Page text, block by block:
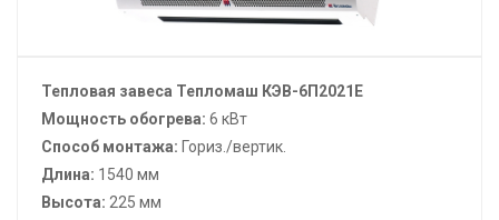
Тепловая завеса Тепломаш КЭВ-6П2021Е
Мощность обогрева: 6 кВт
Способ монтажа: Гориз./вертик.
Длина: 1540 мм
Высота: 225 мм